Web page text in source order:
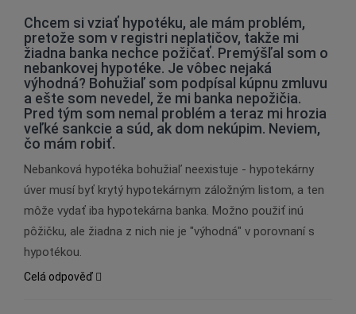
Chcem si vziať hypotéku, ale mám problém,
pretože som v registri neplatičov, takže mi
žiadna banka nechce požičať. Premýšľal som o
nebankovej hypotéke. Je vôbec nejaká
výhodná? Bohužiaľ som podpísal kúpnu zmluvu
a ešte som nevedel, že mi banka nepožičia.
Pred tým som nemal problém a teraz mi hrozia
veľké sankcie a súd, ak dom nekúpim. Neviem,
čo mám robiť.
Nebanková hypotéka bohužiaľ neexistuje - hypotekárny
úver musí byť krytý hypotekárnym záložným listom, a ten
môže vydať iba hypotekárna banka. Možno použiť inú
pôžičku, ale žiadna z nich nie je "výhodná" v porovnaní s
hypotékou.
Celá odpověď